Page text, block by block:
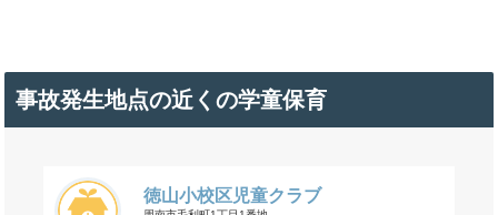
事故発生地点の近くの学童保育
徳山小校区児童クラブ